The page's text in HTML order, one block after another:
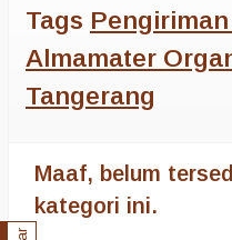
Tags
Almamater
Tangerang
Maaf, belum
kategori ini.